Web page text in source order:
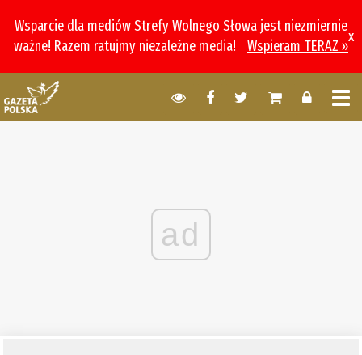
Wsparcie dla mediów Strefy Wolnego Słowa jest niezmiernie
ważne! Razem ratujmy niezależne media!
Wspieram TERAZ »
x
ad